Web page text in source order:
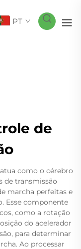
PT
de
como o cérebro
de transmissão
marcha perfeitas e
Esse componente
como a rotação
do acelerador
para determinar
Ao processar